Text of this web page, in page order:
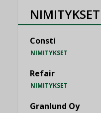
NIMITYKSET
Consti
NIMITYKSET
Refair
NIMITYKSET
Granlund Oy